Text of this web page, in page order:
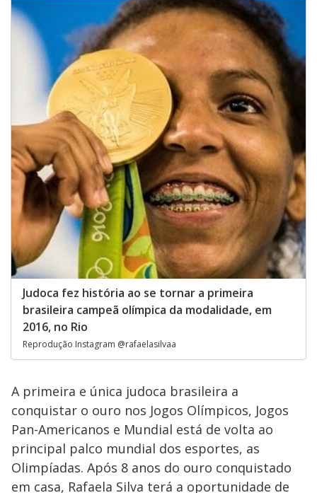
Judoca fez história ao se tornar a primeira
brasileira campeã olímpica da modalidade, em
2016, no Rio
Reprodução Instagram @rafaelasilvaa
A primeira e única judoca brasileira a
conquistar o ouro nos Jogos Olímpicos, Jogos
Pan-Americanos e Mundial está de volta ao
principal palco mundial dos esportes, as
Olimpíadas. Após 8 anos do ouro conquistado
em casa, Rafaela Silva terá a oportunidade de